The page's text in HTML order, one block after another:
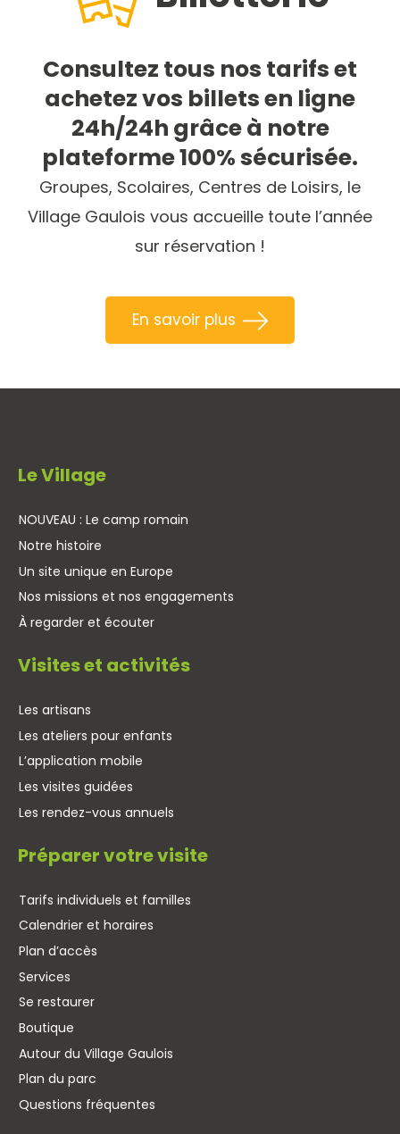
Consultez tous nos tarifs et
achetez vos billets en ligne
24h/24h grâce à notre
plateforme 100% sécurisée.
Groupes, Scolaires, Centres de Loisirs, le
Village Gaulois vous accueille toute l’année
sur réservation !
En savoir plus
Le Village
NOUVEAU : Le camp romain
Notre histoire
Un site unique en Europe
Nos missions et nos engagements
À regarder et écouter
Visites et activités
Les artisans
Les ateliers pour enfants
L’application mobile
Les visites guidées
Les rendez-vous annuels
Préparer votre visite
Tarifs individuels et familles
Calendrier et horaires
Plan d’accès
Services
Se restaurer
Boutique
Autour du Village Gaulois
Plan du parc
Questions fréquentes